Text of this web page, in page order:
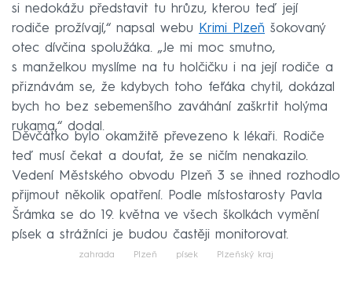
si nedokážu představit tu hrůzu, kterou teď její
rodiče prožívají,“ napsal webu
Krimi Plzeň šokovaný
otec dívčina spolužáka. „Je mi moc smutno,
s manželkou myslíme na tu holčičku i na její rodiče a
přiznávám se, že kdybych toho feťáka chytil, dokázal
bych ho bez sebemenšího zaváhání zaškrtit holýma
rukama,“ dodal.
Děvčátko bylo okamžitě převezeno k lékaři. Rodiče
teď musí čekat a doufat, že se ničím nenakazilo.
Vedení Městského obvodu Plzeň 3 se ihned rozhodlo
přijmout několik opatření. Podle místostarosty Pavla
Šrámka se do 19. května ve všech školkách vymění
písek a strážníci je budou častěji monitorovat.
zahrada Plzeň písek Plzeňský kraj